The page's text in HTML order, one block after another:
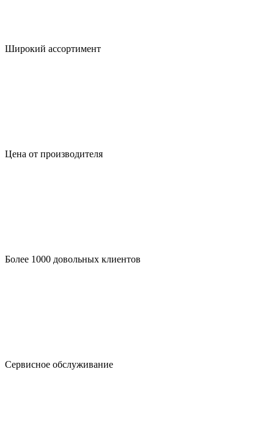
Широкий ассортимент
Цена от производителя
Более 1000 довольных клиентов
Сервисное обслуживание